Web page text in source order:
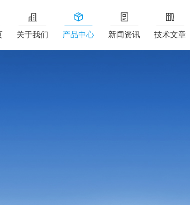
关于我们 产品中心 新闻资讯 技术文章